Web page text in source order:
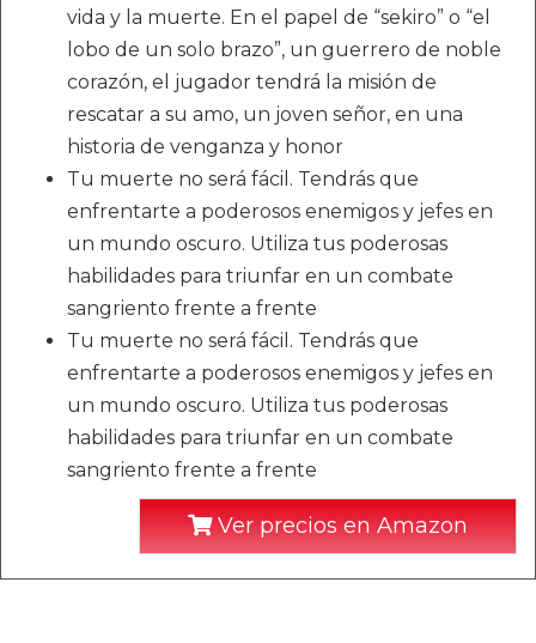
vida y la muerte. En el papel de “sekiro” o “el
lobo de un solo brazo”, un guerrero de noble
corazón, el jugador tendrá la misión de
rescatar a su amo, un joven señor, en una
historia de venganza y honor
Tu muerte no será fácil. Tendrás que
enfrentarte a poderosos enemigos y jefes en
un mundo oscuro. Utiliza tus poderosas
habilidades para triunfar en un combate
sangriento frente a frente
Tu muerte no será fácil. Tendrás que
enfrentarte a poderosos enemigos y jefes en
un mundo oscuro. Utiliza tus poderosas
habilidades para triunfar en un combate
sangriento frente a frente
Ver precios en Amazon